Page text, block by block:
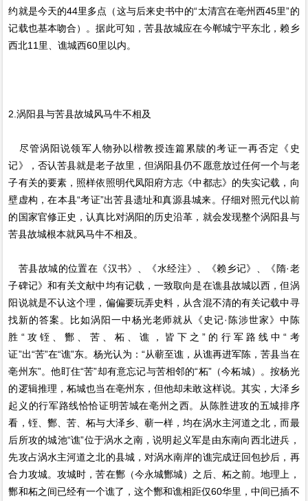
约就是今天的44里多点（这与后来史书中的“太清宫在亳州西45里”的
记载也基本吻合）。据此可知，苦县故城应在今郸城宁平东北，赖乡
西北11里、谯城西60里以内。
2.涡阳县与苦县故城风马牛不相及
尽管涡阳说领军人物孙以楷教授连篇累牍的考证一再否定《史
记》，否认苦县就是老子故里，但涡阳县仍不愿意放过任何一个与老
子有关的要素，照样依照明代凤阳府方志《中都志》的失实记载，向
壁虚构，在本县“考证”出苦县遗址和真源县城来。仔细对照元代以前
的国家官修正史，认真比对涡阳的历史沿革，就会发现整个涡阳县与
苦县故城根本就风马牛不相及。
苦县故城的位置在《汉书》、《水经注》、《赖乡记》、《隋·老
子碑记》和有关文献中均有记载，一致取向是在谯县故城以西，但涡
阳说就是不认这个理，偏偏要玩弄史料，从含混不清的有关记载中寻
找新的答案。比如涡阳一中杨光老师就从《史记·陈涉世家》中陈
胜“攻铚、酂、苦、柘、谯，皆下之”的行军路线中“考
证”出“苦”在“谯”东。杨光认为：“从蕲至谯，从谯再进军陈，苦县当在
亳州东”。他盯住“苦”却有意忘记与苦相邻的“柘”（今柘城）。按杨光
的逻辑推理，柘城也当在亳州东，但他却未敢这样说。其实，大泽乡
起义的行军路线恰恰证明苦城在亳州之西。从陈胜进攻的五城排序
看，铚、酂、苦、柘与大泽乡、蕲一样，均在涡水主河道之北，而最
后所攻的城池“谯”位于涡水之南，说明起义军是由东南向西北进兵，
先攻占涡水主河道之北的县城，对涡水南岸的谯完成迂回包抄后，再
合力攻城。攻城时，苦在酂（今永城酂城）之后、柘之前。地理上，
酂和柘之间已经有一个谯了，这个酂和谯相距仅60华里，中间已插不